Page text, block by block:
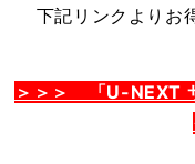
下記リンクよりお
＞＞＞ 「U-NEXT